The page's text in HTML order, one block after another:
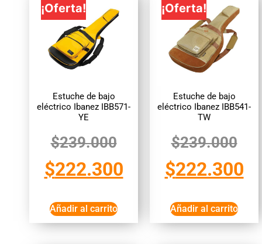
¡Oferta!
Estuche de bajo
eléctrico Ibanez IBB571-
YE
$239.000
$222.300
Añadir al carrito
¡Oferta!
Estuche de bajo
eléctrico Ibanez IBB541-
TW
$239.000
$222.300
Añadir al carrito